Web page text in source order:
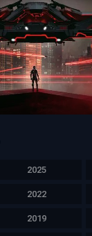
2025
2022
2019